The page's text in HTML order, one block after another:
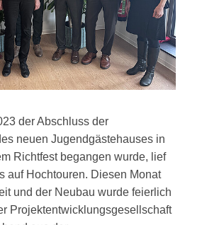
der Abschluss der
neuen Jugendgästehauses in
Richtfest begangen wurde, lief
auf Hochtouren. Diesen Monat
und der Neubau wurde feierlich
Projektentwicklungsgesellschaft